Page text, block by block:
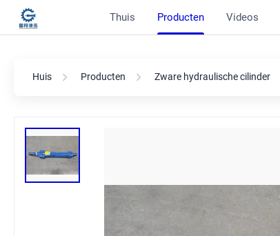
Thuis Producten Videos
Huis Producten Zware hydraulische cilinder